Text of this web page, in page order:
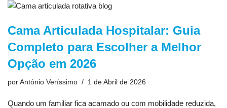
Cama Articulada Hospitalar: Guia
Completo para Escolher a Melhor
Opção em 2026
por António Veríssimo 1 de Abril de 2026
Quando um familiar fica acamado ou com mobilidade reduzida,